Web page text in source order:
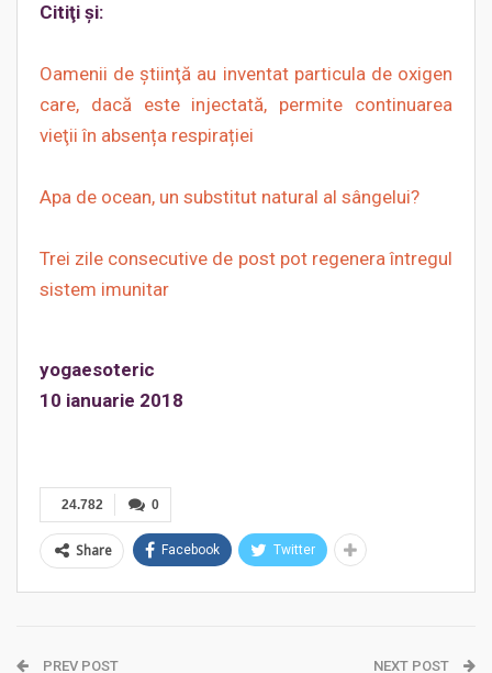
Citiţi şi:
Oamenii de ştiinţă au inventat particula de oxigen
care, dacă este injectată, permite continuarea
vieţii în absența respirației
Apa de ocean, un substitut natural al sângelui?
Trei zile consecutive de post pot regenera întregul
sistem imunitar
yogaesoteric
10 ianuarie 2018
0
24.782
Share Facebook Twitter
PREV POST NEXT POST